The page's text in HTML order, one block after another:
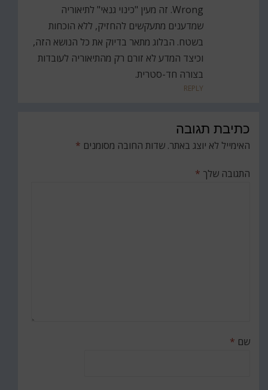
Wrong. זה מעין "כינוי גנאי" לתיאוריה
שמדענים מתעקשים להחזיק, ללא הוכחות
בשטח. הבלוג מתאר בדיוק את כל הנושא הזה,
וכיצד המדע לא זורם רק מהתיאוריה לעובדות
בצורה חד-סטרית.
REPLY
כתיבת תגובה
האימייל לא יוצג באתר. שדות החובה מסומנים *
התגובה שלך *
שם *